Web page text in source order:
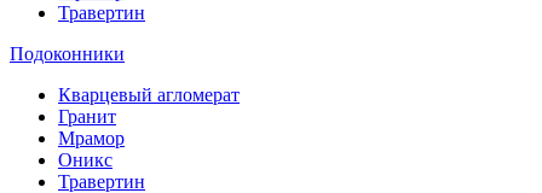
Травертин
Подоконники
Кварцевый агломерат
Гранит
Мрамор
Оникс
Травертин